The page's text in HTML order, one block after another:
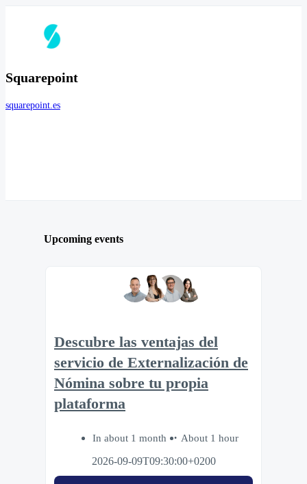
Squarepoint
squarepoint.es
Upcoming events
Descubre las ventajas del
servicio de Externalización de
Nómina sobre tu propia
plataforma
In about 1 month
About 1 hour
2026-09-09T09:30:00+0200